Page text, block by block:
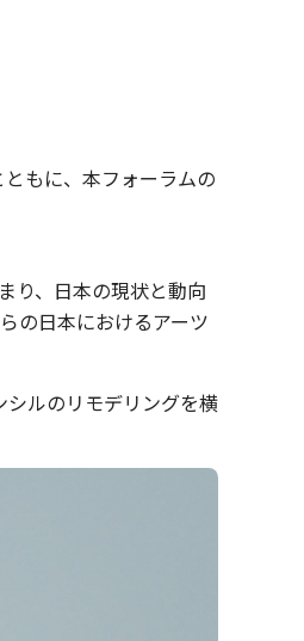
もに、本フォーラムの
り、日本の現状と動向
の日本におけるアーツ
ルのリモデリングを横